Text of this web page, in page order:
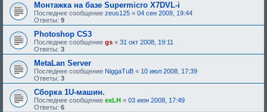
р
е
Монтажка на базе Supermicro X7DVL-i
Последнее сообщение zeus125 « 04 сен 2009, 19:44
Ответы: 9
Photoshop CS3
Последнее сообщение gs « 31 окт 2008, 19:11
Ответы: 3
MetaLan Server
Последнее сообщение NiggaTuB « 10 июл 2008, 17:39
Ответы: 3
Сборка 1U-машин.
Последнее сообщение exLH « 03 июн 2008, 17:49
Ответы: 6